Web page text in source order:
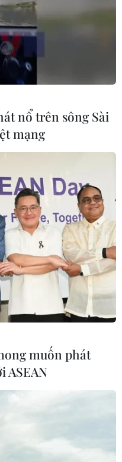
nổ trên sông Sài
mạng
muốn phát
ASEAN